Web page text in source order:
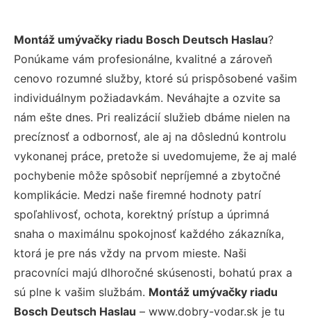
Montáž umývačky riadu Bosch Deutsch Haslau?
Ponúkame vám profesionálne, kvalitné a zároveň
cenovo rozumné služby, ktoré sú prispôsobené vašim
individuálnym požiadavkám. Neváhajte a ozvite sa
nám ešte dnes. Pri realizácií služieb dbáme nielen na
precíznosť a odbornosť, ale aj na dôslednú kontrolu
vykonanej práce, pretože si uvedomujeme, že aj malé
pochybenie môže spôsobiť nepríjemné a zbytočné
komplikácie. Medzi naše firemné hodnoty patrí
spoľahlivosť, ochota, korektný prístup a úprimná
snaha o maximálnu spokojnosť každého zákazníka,
ktorá je pre nás vždy na prvom mieste. Naši
pracovníci majú dlhoročné skúsenosti, bohatú prax a
sú plne k vašim službám. Montáž umývačky riadu
Bosch Deutsch Haslau – www.dobry-vodar.sk je tu